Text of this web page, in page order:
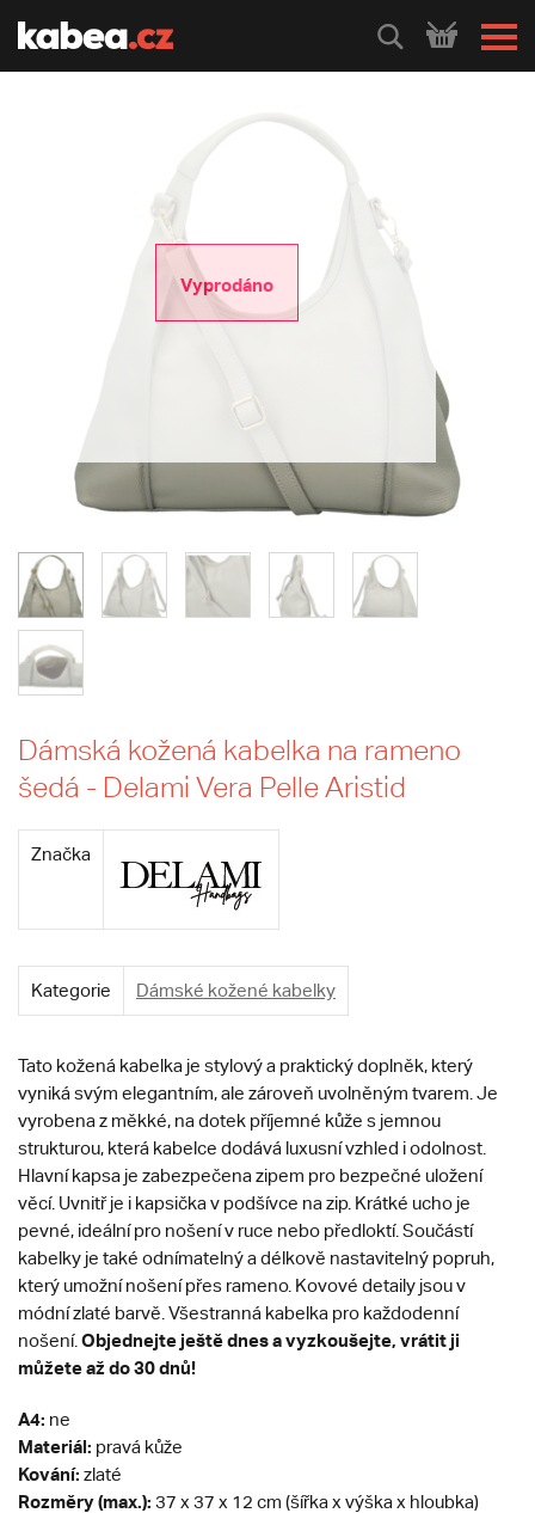
HLEDEJ
Vyprodáno
Dámská kožená kabelka na rameno
šedá - Delami Vera Pelle Aristid
Značka
Kategorie Dámské kožené kabelky
Tato kožená kabelka je stylový a praktický doplněk, který
vyniká svým elegantním, ale zároveň uvolněným tvarem. Je
vyrobena z měkké, na dotek příjemné kůže s jemnou
strukturou, která kabelce dodává luxusní vzhled i odolnost.
Hlavní kapsa je zabezpečena zipem pro bezpečné uložení
věcí. Uvnitř je i kapsička v podšívce na zip. Krátké ucho je
pevné, ideální pro nošení v ruce nebo předloktí. Součástí
kabelky je také odnímatelný a délkově nastavitelný popruh,
který umožní nošení přes rameno. Kovové detaily jsou v
módní zlaté barvě. Všestranná kabelka pro každodenní
nošení. Objednejte ještě dnes a vyzkoušejte, vrátit ji
můžete až do 30 dnů!
A4: ne
Materiál: pravá kůže
Kování: zlaté
Rozměry (max.): 37 x 37 x 12 cm (šířka x výška x hloubka)